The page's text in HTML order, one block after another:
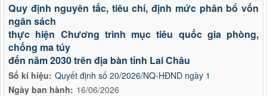
Số kí hiệu: Quyết định số 20/2026/NQ-HĐND ngày 1
Ngày ban hành: 16/06/2026
Quy định nguyên tắc, tiêu chí, định mức phân bổ vốn
ngân sách
thực hiện Chương trình mục tiêu quốc gia phòng,
chống ma túy
đến năm 2030 trên địa bàn tỉnh Lai Châu